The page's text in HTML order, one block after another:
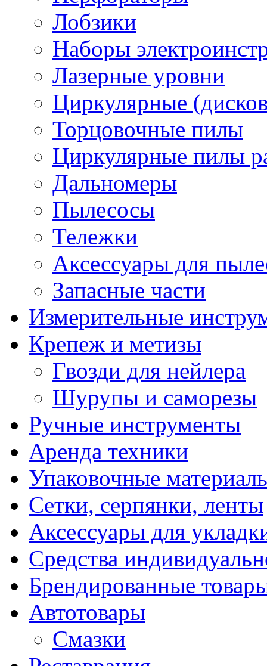
Лобзики
Наборы
Лазерные уровни
Циркулярные
Торцовочные пилы
Циркулярные пилы
Дальномеры
Пылесосы
Тележки
Аксессуары для
Запасные части
Измерительные
Крепеж и метизы
Гвозди для нейлера
Шурупы и саморезы
Ручные инструменты
Аренда техники
Упаковочные
Сетки, серпянки, ленты
Аксессуары для
Средства
Брендированные
Автотовары
Смазки